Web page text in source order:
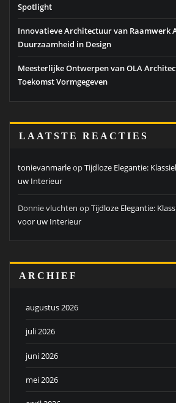
Spotlight
Innovatieve Architectuur van Raamwerk
Duurzaamheid in Design
Meesterlijke Ontwerpen van OLA
Toekomst Vormgegeven
LAATSTE REACTIES
tonievanmarleopTijdloze Elegantie:
uw Interieur
Donnie vluchten opTijdloze Elegantie:
voor uw Interieur
ARCHIEF
augustus 2026
juli 2026
juni 2026
mei 2026